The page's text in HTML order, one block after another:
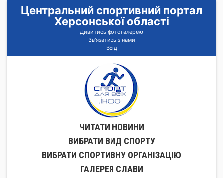
Центральний спортивний портал
Херсонської області
Дивитись фотогалерею
Зв'язатись з нами
Вхід
ЧИТАТИ НОВИНИ
ВИБРАТИ ВИД СПОРТУ
ВИБРАТИ СПОРТИВНУ ОРГАНIЗАЦIЮ
ГАЛЕРЕЯ СЛАВИ